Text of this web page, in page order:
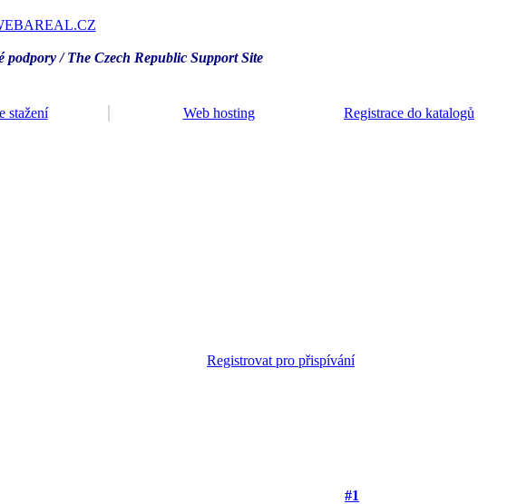
podpory / The Czech Republic Support Site
stažení Web hosting Registrace do katalogů
Registrovat pro přispívání
#1